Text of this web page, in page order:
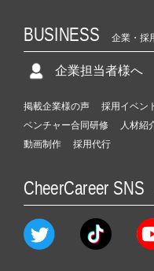
BUSINESS 企業・採
企業担当者様へ
掲載企業様の声 採用イベン
ベンチャー合同研修
人材紹
動画制作
採用代行
CheerCareer SNS